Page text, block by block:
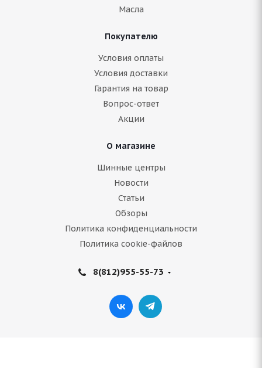
Antares Comfort a5 275/65 R17 115H
В наличии (менее 4 шт.)
Подробнее
Antares Smt a7 275/65 R17 115S
В наличии (менее 4 шт.)
Масла
Покупателю
Условия оплаты
Условия доставки
Гарантия на товар
Вопрос-ответ
Акции
О магазине
Шинные центры
Новости
Статьи
Обзоры
Политика конфиденциальности
Политика cookie-файлов
8(812)955-55-73